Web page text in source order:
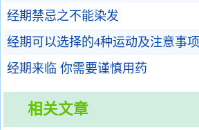
经期禁忌之不能染发
经期可以选择的4种运动及注意事项
经期来临 你需要谨慎用药
相关文章